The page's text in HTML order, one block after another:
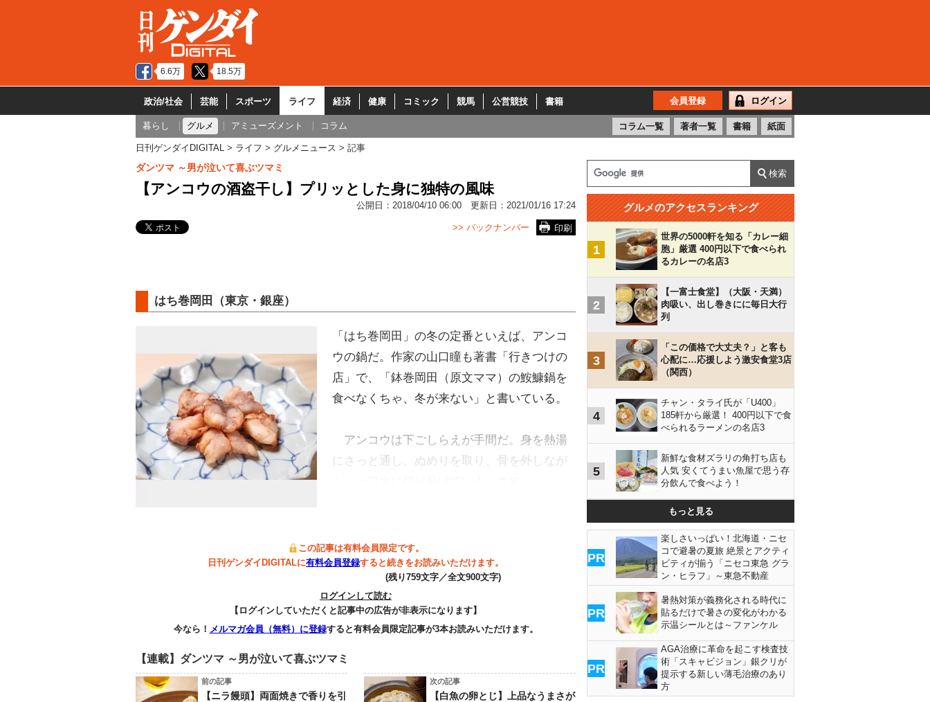
6.6万 18.5万
政治/社会 芸能 スポーツ ライフ 経済 健康 コミック 競馬 公営競技 書籍 会員登録 ログイン
暮らし グルメ アミューズメント コラム コラム一覧 著者一覧 書籍 紙面
日刊ゲンダイDIGITAL ライフ グルメニュース 記事
ダンツマ ～男が泣いて喜ぶツマミ
【アンコウの酒盗干し】プリッとした身に独特の風味
公開日： 2018/04/10 06:00 更新日： 2021/01/16 17:24
印刷
>> バックナンバー
はち巻岡田（東京・銀座）
「はち巻岡田」の冬の定番といえば、アンコ
ウの鍋だ。作家の山口瞳も著書「行きつけの
店」で、「鉢巻岡田（原文ママ）の鮟鱇鍋を
食べなくちゃ、冬が来ない」と書いている。
アンコウは下ごしらえが手間だ。身を熱湯
にさっと通し、ぬめりを取り、骨を外しなが
この記事は有料会員限定です。
日刊ゲンダイDIGITALに有料会員登録すると続きをお読みいただけます。
(残り759文字／全文900文字)
ログインして読む
【ログインしていただくと記事中の広告が非表示になります】
今なら！ メルマガ会員（無料）に登録すると有料会員限定記事が3本お読みいただけます。
【連載】ダンツマ ～男が泣いて喜ぶツマミ
前の記事
【ニラ饅頭】両面焼きで香りを引
次の記事
【白魚の卵とじ】上品なうまさが
グルメのアクセスランキング
1
世界の5000軒を知る「カレー細
胞」厳選 400円以下で食べられ
るカレーの名店3
2
【一富士食堂】（大阪・天満）
肉吸い、出し巻きにに毎日大行
列
3
「この価格で大丈夫？」と客も
心配に…応援しよう激安食堂3店
（関西）
4
チャン・タライ氏が「U400」
185軒から厳選！ 400円以下で食
べられるラーメンの名店3
5
新鮮な食材ズラリの角打ち店も
人気 安くてうまい魚屋で思う存
分飲んで食べよう！
もっと見る
PR
楽しさいっぱい！北海道・ニセ
コで避暑の夏旅 絶景とアクティ
ビティが揃う「ニセコ東急 グラ
ン・ヒラフ」～東急不動産
PR
暑熱対策が義務化される時代に
貼るだけで暑さの変化がわかる
示温シールとは～ファンケル
PR
AGA治療に革命を起こす検査技
術「スキャビジョン」銀クリが
提示する新しい薄毛治療のあり
方